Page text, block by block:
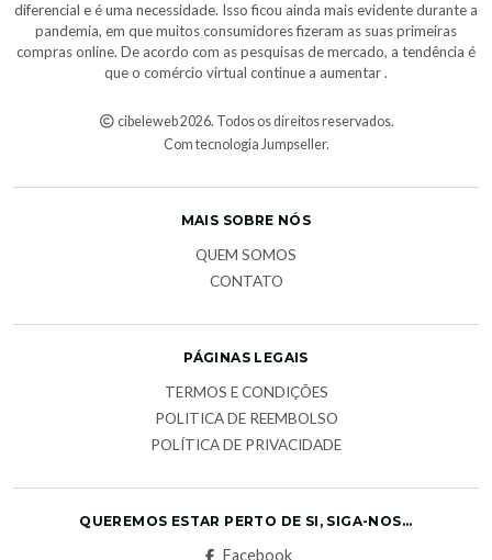
diferencial e é uma necessidade. Isso ficou ainda mais evidente durante a
pandemia, em que muitos consumidores fizeram as suas primeiras
compras online. De acordo com as pesquisas de mercado, a tendência é
que o comércio virtual continue a aumentar .
cibeleweb 2026. Todos os direitos reservados.
Com tecnologia Jumpseller.
MAIS SOBRE NÓS
QUEM SOMOS
CONTATO
PÁGINAS LEGAIS
TERMOS E CONDIÇÕES
POLITICA DE REEMBOLSO
POLÍTICA DE PRIVACIDADE
QUEREMOS ESTAR PERTO DE SI, SIGA-NOS...
Facebook